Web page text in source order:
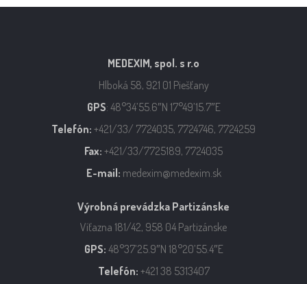
MEDEXIM, spol. s r.o
Hlboká 58, 921 01 Piešťany
GPS: 48°34’55.6″N 17°49’15.7″E
Telefón: +421/33/ 7724035, 7724746, 7724259
Fax: +421/33/7725189, 7724035
E-mail: medexim@medexim.sk
Výrobná prevádzka Partizánske
Víťazna 181/42, 958 04 Partizánske
GPS: 48°37’25.9″N 18°20’55.4″E
Telefón: +421 38 5313407